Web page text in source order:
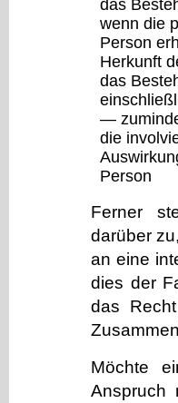
das
wenn die
Person
Herkunft
das
—
die
Person
Ferner
darüber
an eine
dies der
das
Möchte
Anspruch